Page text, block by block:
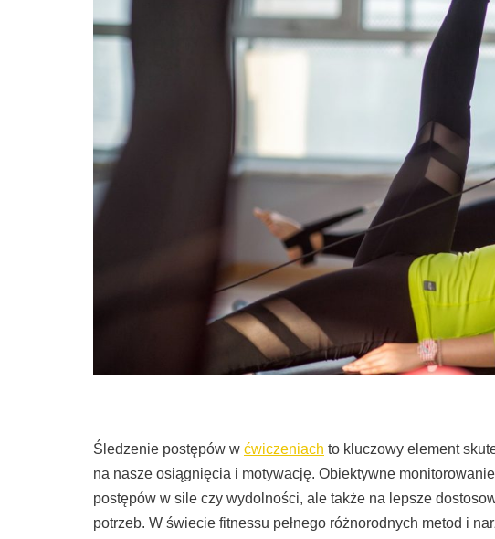
Śledzenie postępów w ćwiczeniach to kluczowy element
na nasze osiągnięcia i motywację. Obiektywne
postępów w sile czy wydolności, ale także na lepsze
potrzeb. W świecie fitnessu pełnego różnorodnych metod i